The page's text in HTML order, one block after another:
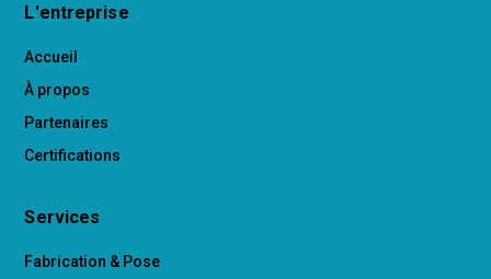
L'entreprise
Accueil
À propos
Partenaires
Certifications
Services
Fabrication & Pose